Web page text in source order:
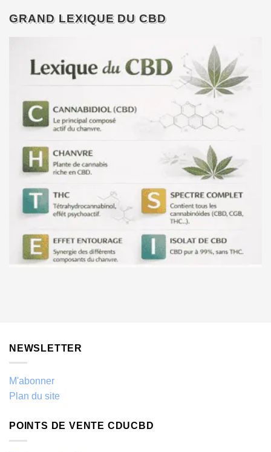
GRAND LEXIQUE DU CBD
NEWSLETTER
M'abonner
Plan du site
POINTS DE VENTE CDUCBD